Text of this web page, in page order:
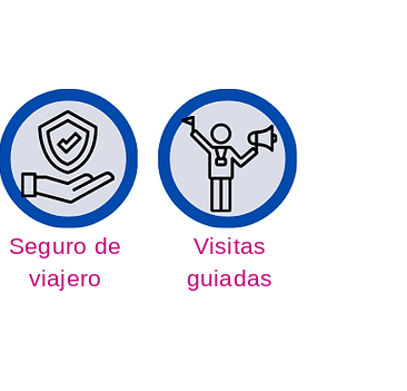
Seguro de
viajero
Visitas
guiadas